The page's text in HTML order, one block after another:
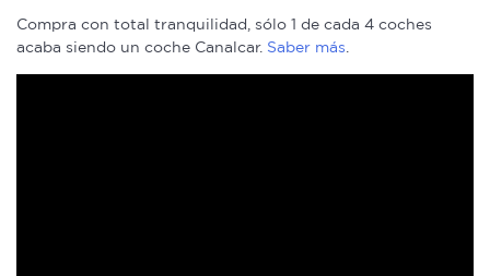
Compra con total tranquilidad, sólo 1 de cada 4 coches
acaba siendo un coche Canalcar. Saber más